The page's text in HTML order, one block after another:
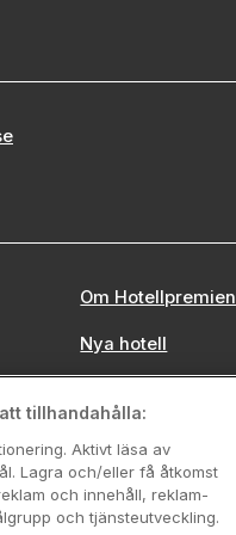
Om Hotellpremien
Nya hotell
tillhandahålla:
Aktivt läsa av
Lagra och/eller få åtkomst
och innehåll, reklam-
och tjänsteutveckling.